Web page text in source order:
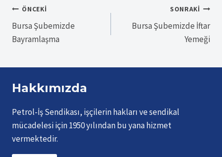
Yazı
gezinmesi
ÖNCEKI
Bursa Şubemizde
Bayramlaşma
SONRAKI
Bursa Şubemizde İftar
Yemeği
Hakkımızda
Petrol-İş Sendikası, işçilerin hakları ve sendikal
mücadelesi için 1950 yılından bu yana hizmet
vermektedir.